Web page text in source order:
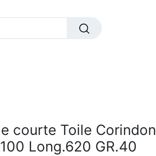
courte Toile Corindon
Long.620 GR.40